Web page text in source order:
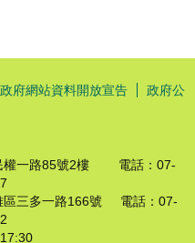
政府網站資料開放宣告
政府公
權一路85號2樓 電話：07-
區三多一路166號 電話：07-